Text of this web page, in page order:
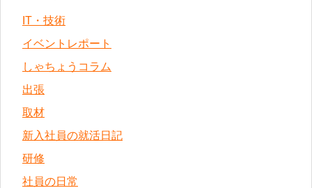
IT・技術
イベントレポート
しゃちょうコラム
出張
取材
新入社員の就活日記
研修
社員の日常